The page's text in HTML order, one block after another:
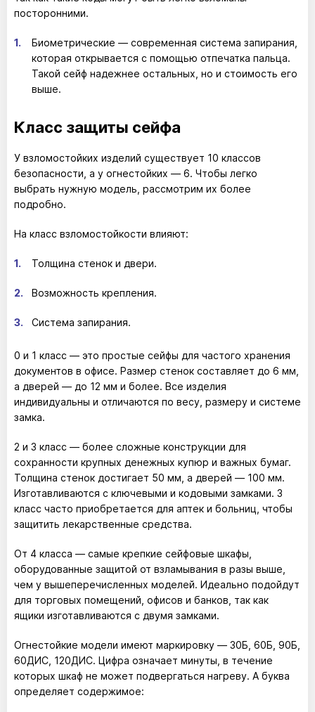
посторонними.
Биометрические — современная система запирания,
которая открывается с помощью отпечатка пальца.
Такой сейф надежнее остальных, но и стоимость его
выше.
Класс защиты сейфа
У взломостойких изделий существует 10 классов
безопасности, а у огнестойких — 6. Чтобы легко
выбрать нужную модель, рассмотрим их более
подробно.
На класс взломостойкости влияют:
Толщина стенок и двери.
Возможность крепления.
Система запирания.
0 и 1 класс — это простые сейфы для частого хранения
документов в офисе. Размер стенок составляет до 6 мм,
а дверей — до 12 мм и более. Все изделия
индивидуальны и отличаются по весу, размеру и системе
замка.
2 и 3 класс — более сложные конструкции для
сохранности крупных денежных купюр и важных бумаг.
Толщина стенок достигает 50 мм, а дверей — 100 мм.
Изготавливаются с ключевыми и кодовыми замками. 3
класс часто приобретается для аптек и больниц, чтобы
защитить лекарственные средства.
От 4 класса — самые крепкие сейфовые шкафы,
оборудованные защитой от взламывания в разы выше,
чем у вышеперечисленных моделей. Идеально подойдут
для торговых помещений, офисов и банков, так как
ящики изготавливаются с двумя замками.
Огнестойкие модели имеют маркировку — 30Б, 60Б, 90Б,
60ДИС, 120ДИС. Цифра означает минуты, в течение
которых шкаф не может подвергаться нагреву. А буква
определяет содержимое: